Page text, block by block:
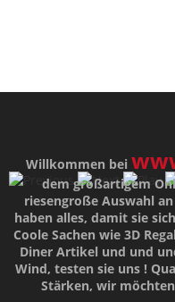
Willkommen bei
dem großartigem
riesengroße Auswahl
haben alles, damit sie
Coole Sachen wie 3D
Diner Artikel und und
Wind, testen sie uns !
Stärken, wir